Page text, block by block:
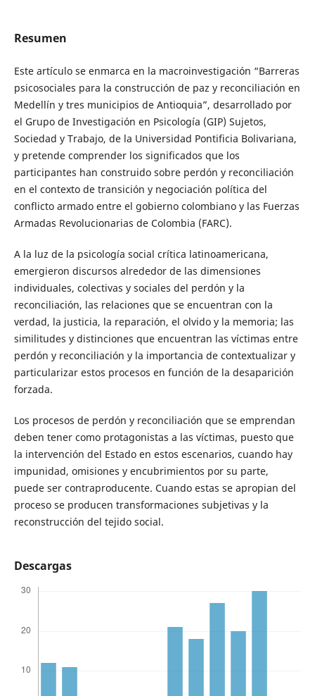
Resumen
Este artículo se enmarca en la macroinvestigación “Barreras
psicosociales para la construcción de paz y reconciliación en
Medellín y tres municipios de Antioquia”, desarrollado por
el Grupo de Investigación en Psicología (GIP) Sujetos,
Sociedad y Trabajo, de la Universidad Pontificia Bolivariana,
y pretende comprender los significados que los
participantes han construido sobre perdón y reconciliación
en el contexto de transición y negociación política del
conflicto armado entre el gobierno colombiano y las Fuerzas
Armadas Revolucionarias de Colombia (FARC).
A la luz de la psicología social crítica latinoamericana,
emergieron discursos alrededor de las dimensiones
individuales, colectivas y sociales del perdón y la
reconciliación, las relaciones que se encuentran con la
verdad, la justicia, la reparación, el olvido y la memoria; las
similitudes y distinciones que encuentran las víctimas entre
perdón y reconciliación y la importancia de contextualizar y
particularizar estos procesos en función de la desaparición
forzada.
Los procesos de perdón y reconciliación que se emprendan
deben tener como protagonistas a las víctimas, puesto que
la intervención del Estado en estos escenarios, cuando hay
impunidad, omisiones y encubrimientos por su parte,
puede ser contraproducente. Cuando estas se apropian del
proceso se producen transformaciones subjetivas y la
reconstrucción del tejido social.
Descargas